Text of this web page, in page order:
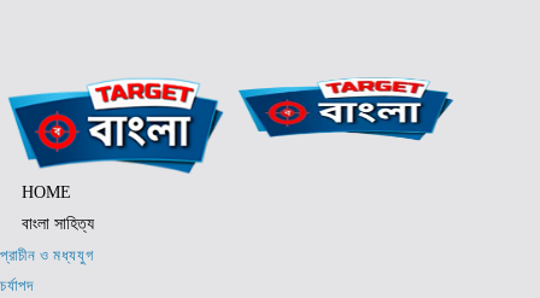
HOME
বাংলা সাহিত্য
প্রাচীন ও মধ্যযুগ
চর্যাপদ